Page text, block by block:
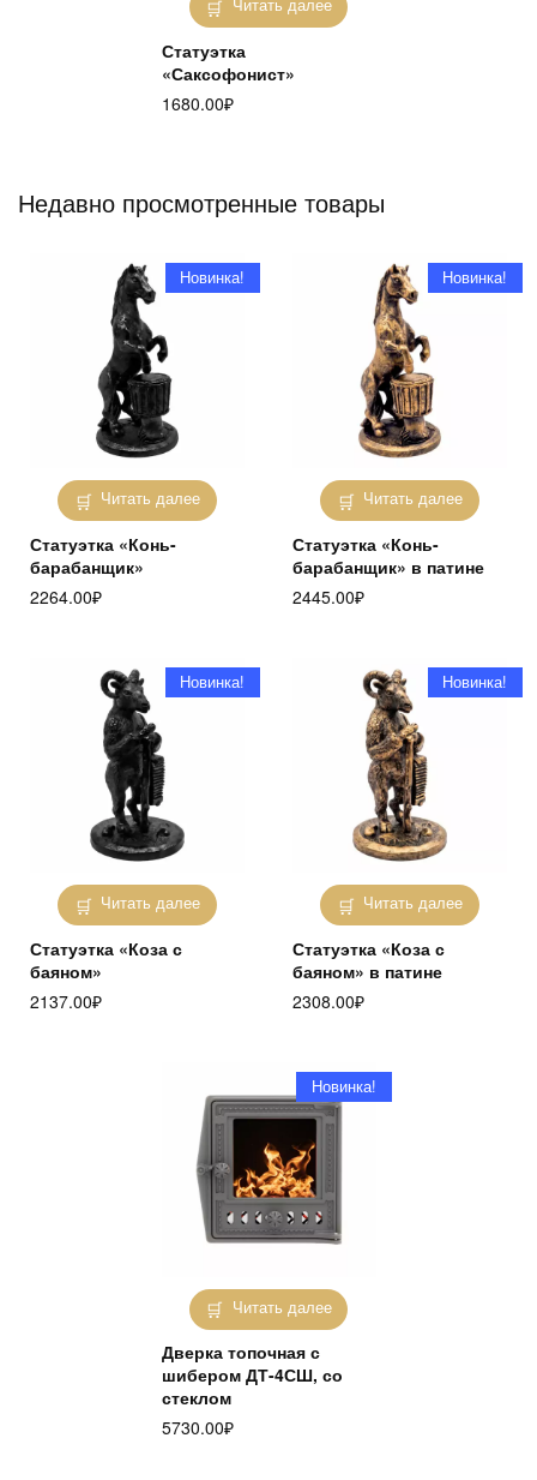
Читать далее
Статуэтка
«Саксофонист»
1680.00₽
Недавно просмотренные товары
Читать далее
Новинка!
Статуэтка «Конь-
барабанщик»
2264.00₽
Читать далее
Новинка!
Статуэтка «Конь-
барабанщик» в патине
2445.00₽
Читать далее
Новинка!
Статуэтка «Коза с
баяном»
2137.00₽
Читать далее
Новинка!
Статуэтка «Коза с
баяном» в патине
2308.00₽
Читать далее
Новинка!
Дверка топочная с
шибером ДТ-4СШ, со
стеклом
5730.00₽